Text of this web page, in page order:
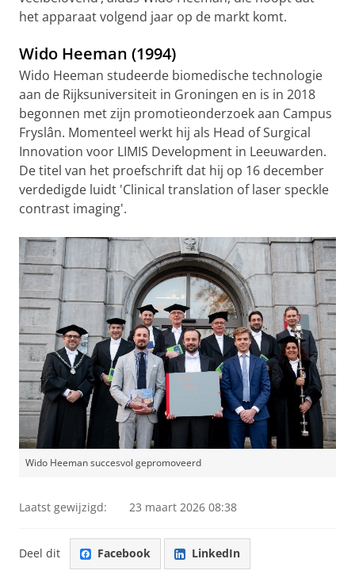
het apparaat volgend jaar op de markt komt.
Wido Heeman (1994)
Wido Heeman studeerde biomedische technologie
aan de Rijksuniversiteit in Groningen en is in 2018
begonnen met zijn promotieonderzoek aan Campus
Fryslân. Momenteel werkt hij als Head of Surgical
Innovation voor LIMIS Development in Leeuwarden.
De titel van het proefschrift dat hij op 16 december
verdedigde luidt 'Clinical translation of laser speckle
contrast imaging'.
Wido Heeman succesvol gepromoveerd
Laatst gewijzigd: 23 maart 2026 08:38
Deel dit Facebook LinkedIn